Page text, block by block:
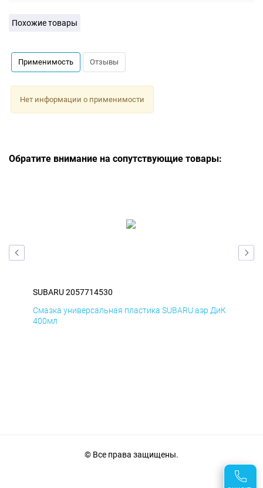
Похожие товары
Применимость Отзывы
Нет информации о применимости
Обратите внимание на сопутствующие товары:
SUBARU 2057714530
Смазка универсальная пластика SUBARU аэр ДиК
400мл
© Все права защищены.